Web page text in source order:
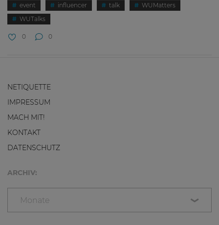
event influencer talk
WUMatters
WUTalks
0 0
NETIQUETTE
IMPRESSUM
MACH MIT!
KONTAKT
DATENSCHUTZ
ARCHIV:
Monate